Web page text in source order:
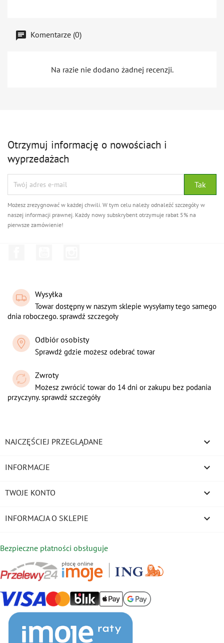
Komentarze (0)
Na razie nie dodano żadnej recenzji.
Otrzymuj informację o nowościach i
wyprzedażach
Możesz zrezygnować w każdej chwili. W tym celu należy odnaleźć szczegóły w
naszej informacji prawnej. Każdy nowy subskrybent otrzymuje rabat 5% na
pierwsze zamówienie!
Wysyłka
Towar dostępny w naszym sklepie wysyłamy tego samego
dnia roboczego. sprawdź szczegoły
Odbiór osobisty
Sprawdź gdzie możesz odebrać towar
Zwroty
Możesz zwrócić towar do 14 dni or zakupu bez podania
przyczyny. sprawdź szczegóły
NAJCZĘŚCIEJ PRZEGLĄDANE 
INFORMACJE 
TWOJE KONTO 
INFORMACJA O SKLEPIE keyboard_arrow_down
Bezpieczne płatności obsługuje